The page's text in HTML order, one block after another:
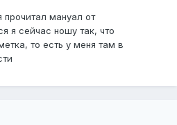
прочитал мануал от
я сейчас ношу так, что
то есть у меня там в